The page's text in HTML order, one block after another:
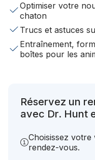
Optimiser votre
chaton
Trucs et astuces
Entraînement,
boîtes pour les
Réservez un
avec Dr. Hunt
Choisissez
rendez-vous.